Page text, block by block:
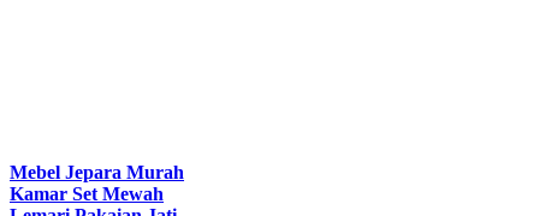
Mebel Jepara Murah
Kamar Set Mewah